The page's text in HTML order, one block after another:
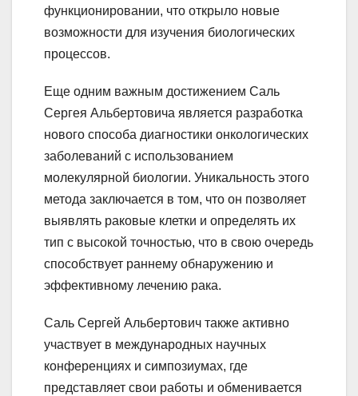
функционировании, что открыло новые
возможности для изучения биологических
процессов.
Еще одним важным достижением Саль
Сергея Альбертовича является разработка
нового способа диагностики онкологических
заболеваний с использованием
молекулярной биологии. Уникальность этого
метода заключается в том, что он позволяет
выявлять раковые клетки и определять их
тип с высокой точностью, что в свою очередь
способствует раннему обнаружению и
эффективному лечению рака.
Саль Сергей Альбертович также активно
участвует в международных научных
конференциях и симпозиумах, где
представляет свои работы и обменивается